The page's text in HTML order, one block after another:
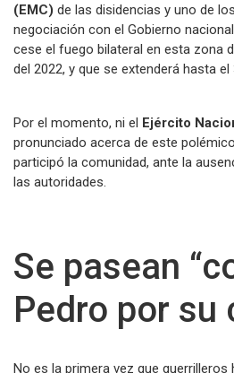
(EMC) de las disidencias y uno de
negociación con el Gobierno
cese el fuego bilateral en esta zona
del 2022, y que se extenderá hasta el
Por el momento, ni el Ejército
pronunciado acerca de este
participó la comunidad, ante la
las autoridades.
Se pasean
Pedro por su
No es la primera vez que